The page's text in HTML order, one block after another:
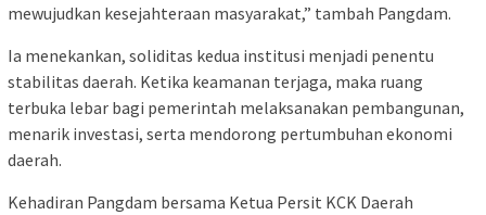
mewujudkan kesejahteraan masyarakat,” tambah Pangdam.
Ia menekankan, soliditas kedua institusi menjadi penentu
stabilitas daerah. Ketika keamanan terjaga, maka ruang
terbuka lebar bagi pemerintah melaksanakan pembangunan,
menarik investasi, serta mendorong pertumbuhan ekonomi
daerah.
Kehadiran Pangdam bersama Ketua Persit KCK Daerah